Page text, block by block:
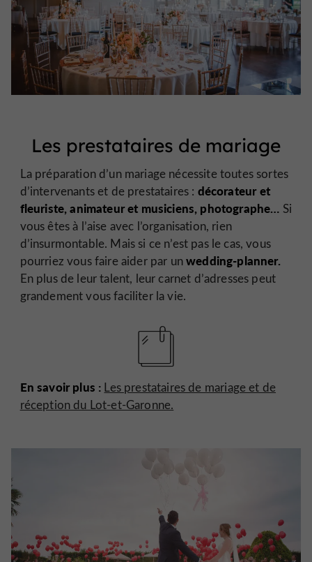
Les prestataires de mariage
La préparation d’un mariage nécessite toutes sortes
d’intervenants et de prestataires : décorateur et
fleuriste, animateur et musiciens, photographe… Si
vous êtes à l’aise avec l’organisation, rien
d’insurmontable. Mais si ce n’est pas le cas, vous
pourriez vous faire aider par unwedding-planner.
En plus de leur talent, leur carnet d’adresses peut
grandement vous faciliter la vie.
En savoir plus : Les prestataires de mariage et de
réception du Lot-et-Garonne.